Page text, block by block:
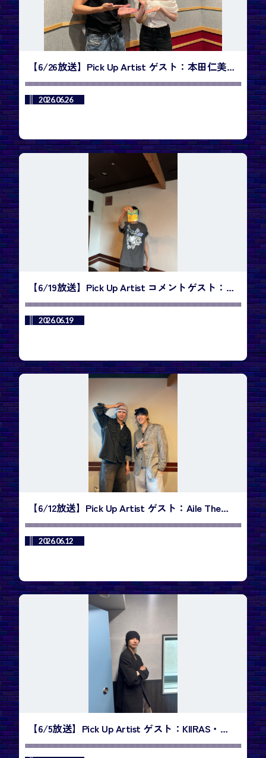
【6/26放送】Pick Up Artist ゲスト：本田仁美
／今週のランキング1位は、YESUNG - SUPER
JUNIOR「咲き誇る時を待つのは」
2026.06.26
【6/19放送】Pick Up Artist コメントゲスト：
izna ／今週のランキング1位は、SHOWNU X
HYUNGWON「Do You Love Me」
2026.06.19
【6/12放送】Pick Up Artist ゲスト：Aile The
Shotaさん／今週のランキング1位は、
TREASURE「IF I」
2026.06.12
【6/5放送】Pick Up Artist ゲスト：KIIRAS・
Kurumiさん、Harinさん／今週のランキング1位